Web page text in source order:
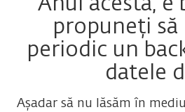
Anul acesta, e
propuneți să
periodic un
datele
Așadar să nu lăsăm în